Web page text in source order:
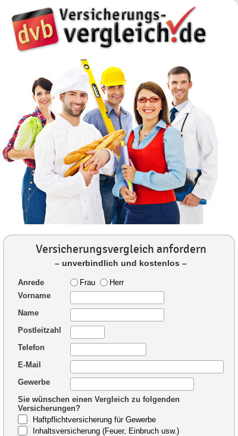
Versicherungsvergleich anfordern
– unverbindlich und kostenlos –
Anrede Frau
Herr
Vorname
Name
Postleitzahl
Telefon
E-Mail
Gewerbe
Sie wünschen einen Vergleich zu folgenden
Versicherungen?
Haftpflichtversicherung für Gewerbe
Inhaltsversicherung (Feuer, Einbruch usw.)